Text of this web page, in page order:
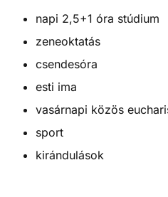
napi 2,5+1 óra stúdium
zeneoktatás
csendesóra
esti ima
vasárnapi közös
sport
kirándulások